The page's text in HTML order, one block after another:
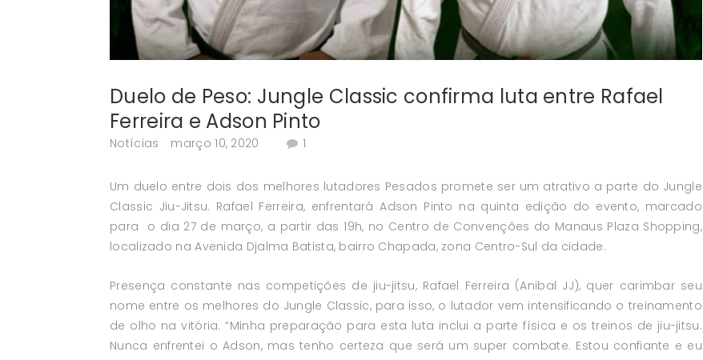
Duelo de Peso: Jungle Classic confirma luta entre Rafael
Ferreira e Adson Pinto
Notícias março 10, 2020 1
Um duelo entre dois dos melhores lutadores Pesados promete ser um atrativo a parte do Jungle
Classic Jiu-Jitsu. Rafael Ferreira, enfrentará Adson Pinto na quinta edição do evento, marcado
para o dia 27 de março, a partir das 19h, no Centro de Convenções do Manaus Plaza Shopping,
localizado na Avenida Djalma Batista, bairro Chapada, zona Centro-Sul da cidade.
Presença constante nas competições de jiu-jitsu, Rafael Ferreira (Anibal JJ), quer carimbar seu
nome entre os melhores do Jungle Classic, para isso, o lutador vem intensificando o treinamento
de olho na vitória. “Minha preparação para esta luta inclui a parte física e os treinos de jiu-jitsu.
Nunca enfrentei o Adson, mas tenho certeza que será um super combate. Estou confiante e eu